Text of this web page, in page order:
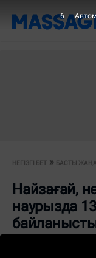
НЕГІЗГІ БЕТ БАСТЫ
Найзағай,
наурызда
6